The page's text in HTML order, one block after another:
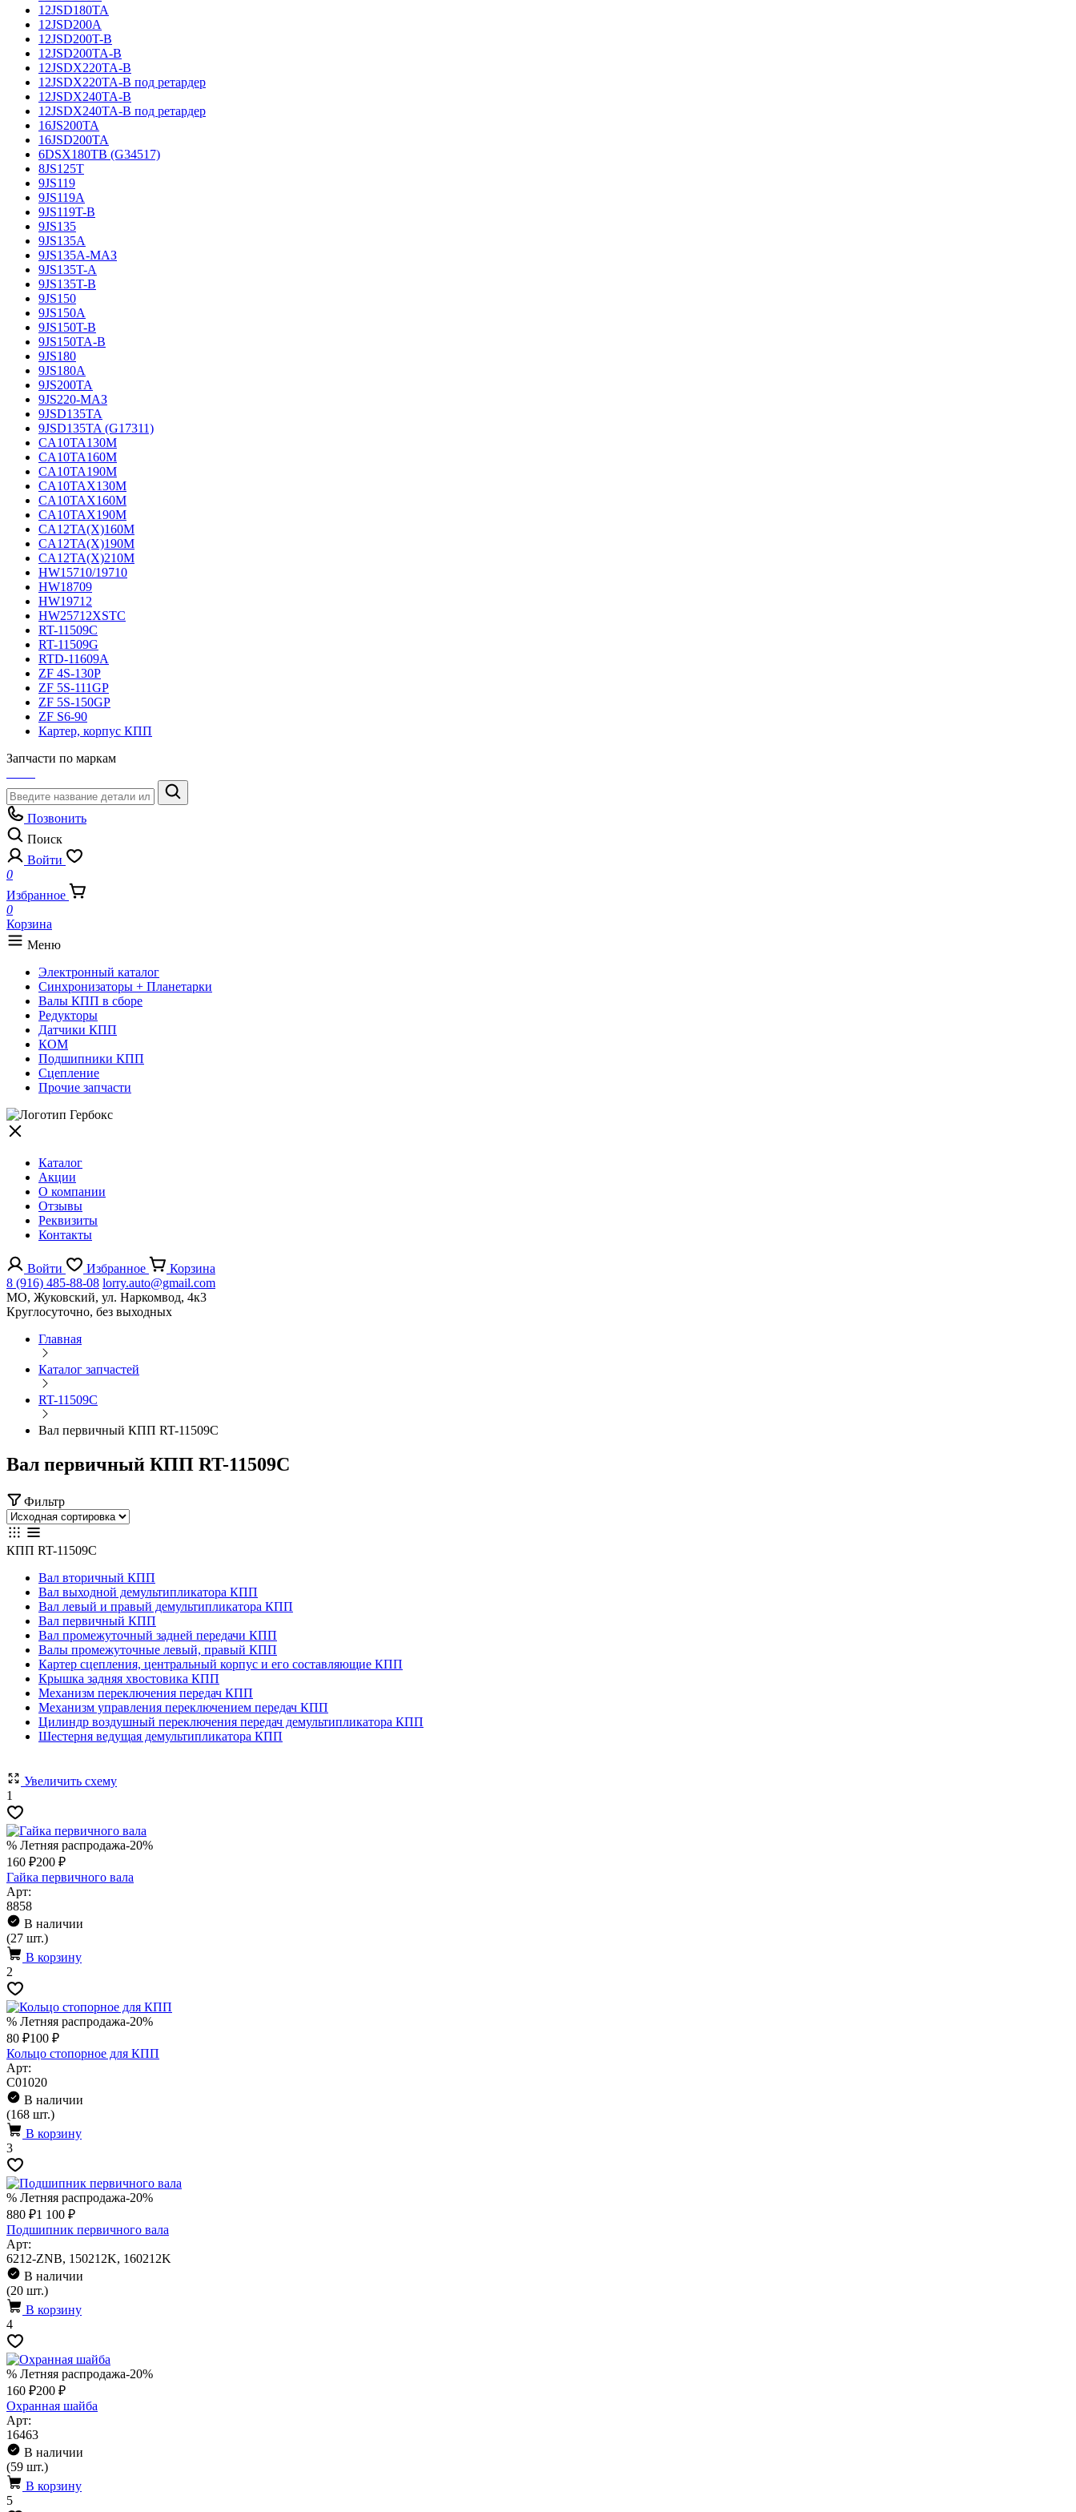
12JSD180TA
12JSD200A
12JSD200T-B
12JSD200TA-B
12JSDX220TA-B
12JSDX220TA-B под ретардер
12JSDX240TA-B
12JSDX240TA-B под ретардер
16JS200TA
16JSD200TA
6DSX180TB (G34517)
8JS125T
9JS119
9JS119A
9JS119T-B
9JS135
9JS135A
9JS135A-МАЗ
9JS135T-A
9JS135T-B
9JS150
9JS150A
9JS150T-B
9JS150TA-B
9JS180
9JS180A
9JS200TA
9JS220-МАЗ
9JSD135TA
9JSD135TA (G17311)
CA10TA130M
CA10TA160M
CA10TA190M
CA10TAX130M
CA10TAX160M
CA10TAX190M
CA12TA(X)160M
CA12TA(X)190M
CA12TA(X)210M
HW15710/19710
HW18709
HW19712
HW25712XSTC
RT-11509C
RT-11509G
RTD-11609A
ZF 4S-130P
ZF 5S-111GP
ZF 5S-150GP
ZF S6-90
Картер, корпус КПП
Запчасти по маркам
Позвонить
Поиск
Войти
0
Избранное
0
Корзина
Меню
Электронный каталог
Синхронизаторы + Планетарки
Валы КПП в сборе
Редукторы
Датчики КПП
КОМ
Подшипники КПП
Сцепление
Прочие запчасти
Каталог
Акции
О компании
Отзывы
Реквизиты
Контакты
Войти Избранное
Корзина
8 (916) 485-88-08 lorry.auto@gmail.com
МО, Жуковский, ул. Наркомвод, 4к3
Круглосуточно, без выходных
Главная
Каталог запчастей
RT-11509C
Вал первичный КПП RT-11509C
Вал первичный КПП RT-11509C
Фильтр
КПП RT-11509C
Вал вторичный КПП
Вал выходной демультипликатора КПП
Вал левый и правый демультипликатора КПП
Вал первичный КПП
Вал промежуточный задней передачи КПП
Валы промежуточные левый, правый КПП
Картер сцепления, центральный корпус и его составляющие КПП
Крышка задняя хвостовика КПП
Механизм переключения передач КПП
Механизм управления переключением передач КПП
Цилиндр воздушный переключения передач демультипликатора КПП
Шестерня ведущая демультипликатора КПП
Увеличить схему
1
% Летняя распродажа-20%
160 ₽200 ₽
Гайка первичного вала
Арт:
8858
В наличии
(27 шт.)
В корзину
2
% Летняя распродажа-20%
80 ₽100 ₽
Кольцо стопорное для КПП
Арт:
C01020
В наличии
(168 шт.)
В корзину
3
% Летняя распродажа-20%
880 ₽1 100 ₽
Подшипник первичного вала
Арт:
6212-ZNB, 150212K, 160212K
В наличии
(20 шт.)
В корзину
4
% Летняя распродажа-20%
160 ₽200 ₽
Охранная шайба
Арт:
16463
В наличии
(59 шт.)
В корзину
5